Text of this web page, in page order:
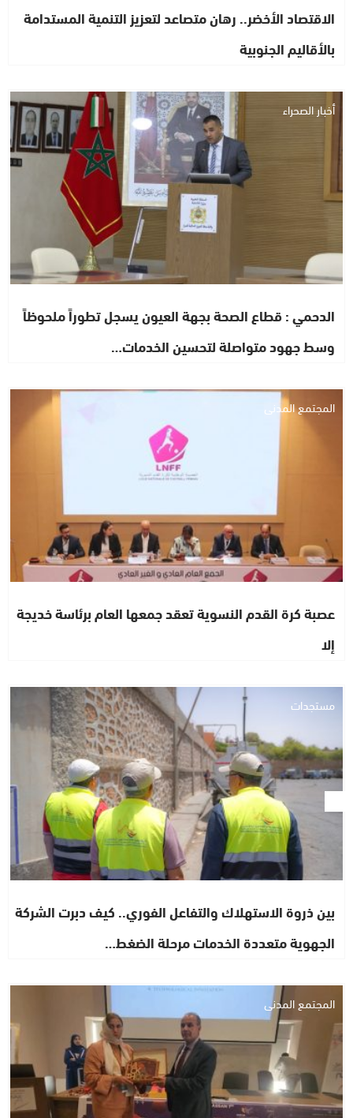
الاقتصاد الأخضر.. رهان متصاعد لتعزيز التنمية المستدامة
بالأقاليم الجنوبية
أخبار الصحراء
الدحمي : قطاع الصحة بجهة العيون يسجل تطوراً ملحوظاً
وسط جهود متواصلة لتحسين الخدمات…
المجتمع المدني
عصبة كرة القدم النسوية تعقد جمعها العام برئاسة خديجة
إلا
مستجدات
بين ذروة الاستهلاك والتفاعل الفوري.. كيف دبرت الشركة
الجهوية متعددة الخدمات مرحلة الضغط…
المجتمع المدني